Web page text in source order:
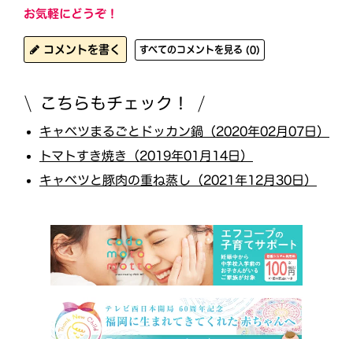
お気軽にどうぞ！
コメントを書く すべてのコメントを見る (0)
こちらもチェック！
キャベツまるごとドッカン鍋（2020年02月07日）
トマトすき焼き（2019年01月14日）
キャベツと豚肉の重ね蒸し（2021年12月30日）